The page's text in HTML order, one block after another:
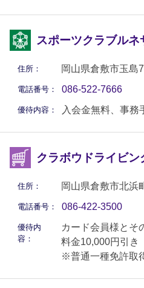
スポーツクラブルネ
住所： 岡山県倉敷市玉島
電話番号： 086-522-7666
優待内容： 入会金無料、事務
クラボウドライビン
住所： 岡山県倉敷市北浜
電話番号： 086-422-3500
優待内
容：
カード会員様とそ
料金10,000円引き
※普通一種免許取